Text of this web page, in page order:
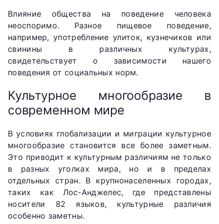
Влияние общества на поведение человека
неоспоримо. Разное пищевое поведение,
например, употребление улиток, кузнечиков или
свинины в различных культурах,
свидетельствует о зависимости нашего
поведения от социальных норм.
Культурное многообразие в
современном мире
В условиях глобализации и миграции культурное
многообразие становится все более заметным.
Это приводит к культурным различиям не только
в разных уголках мира, но и в пределах
отдельных стран. В крупнонаселенных городах,
таких как Лос-Анджелес, где представлены
носители 82 языков, культурные различия
особенно заметны.